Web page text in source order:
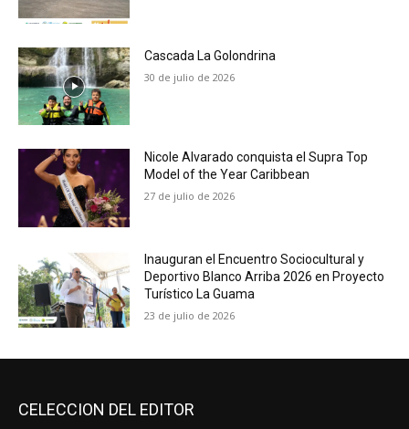
Cascada La Golondrina
30 de julio de 2026
Nicole Alvarado conquista el Supra Top
Model of the Year Caribbean
27 de julio de 2026
Inauguran el Encuentro Sociocultural y
Deportivo Blanco Arriba 2026 en Proyecto
Turístico La Guama
23 de julio de 2026
CELECCION DEL EDITOR